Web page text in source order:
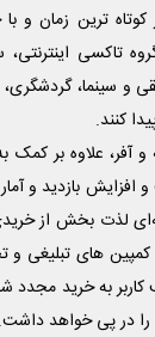
ترین زمان و
تاکسی اینترنتی،
و سینما،
کنند.
و آفر، علاوه بر کمک
افزایش بازدید و
لذت بخش از
های تبلیغی
به خرید مجدد
را در پی خواهد داشت.